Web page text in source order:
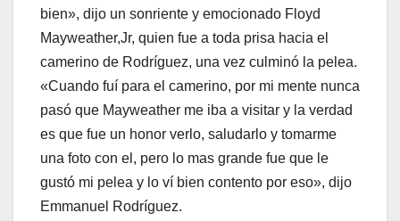
bien», dijo un sonriente y emocionado Floyd
Mayweather,Jr, quien fue a toda prisa hacia el
camerino de Rodríguez, una vez culminó la pelea.
«Cuando fuí para el camerino, por mi mente nunca
pasó que Mayweather me iba a visitar y la verdad
es que fue un honor verlo, saludarlo y tomarme
una foto con el, pero lo mas grande fue que le
gustó mi pelea y lo ví bien contento por eso», dijo
Emmanuel Rodríguez.